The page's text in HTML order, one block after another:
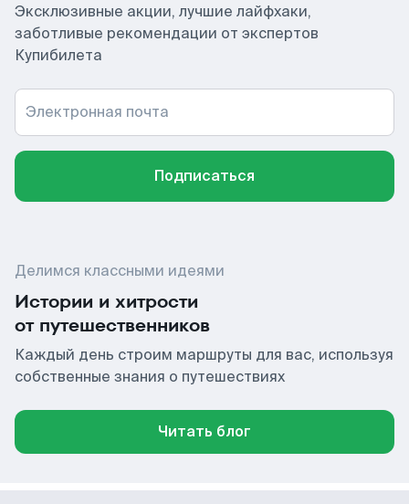
Эксклюзивные акции, лучшие лайфхаки,
заботливые рекомендации от экспертов
Купибилета
Электронная почта
Подписаться
Делимся классными идеями
Истории и хитрости
от путешественников
Каждый день строим маршруты для вас, используя
собственные знания о путешествиях
Читать блог